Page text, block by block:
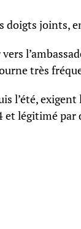
joints,
très
l’été,
et légitimé